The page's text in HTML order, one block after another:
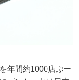
年間約1000店ぶー